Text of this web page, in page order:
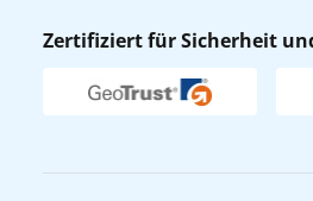
Verhaltens- & Ethikkodex
Newsletter
Zertifiziert für Sicherheit